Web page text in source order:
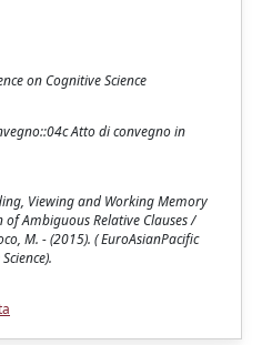
on Cognitive Science
Atto di convegno in
Viewing and Working Memory
Ambiguous Relative Clauses /
M. - (2015). ( EuroAsianPacific